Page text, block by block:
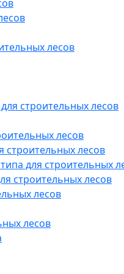
лесов
строительных лесов
лесов
строительных лесов
для строительных
строительных лесов
лесов
лесов